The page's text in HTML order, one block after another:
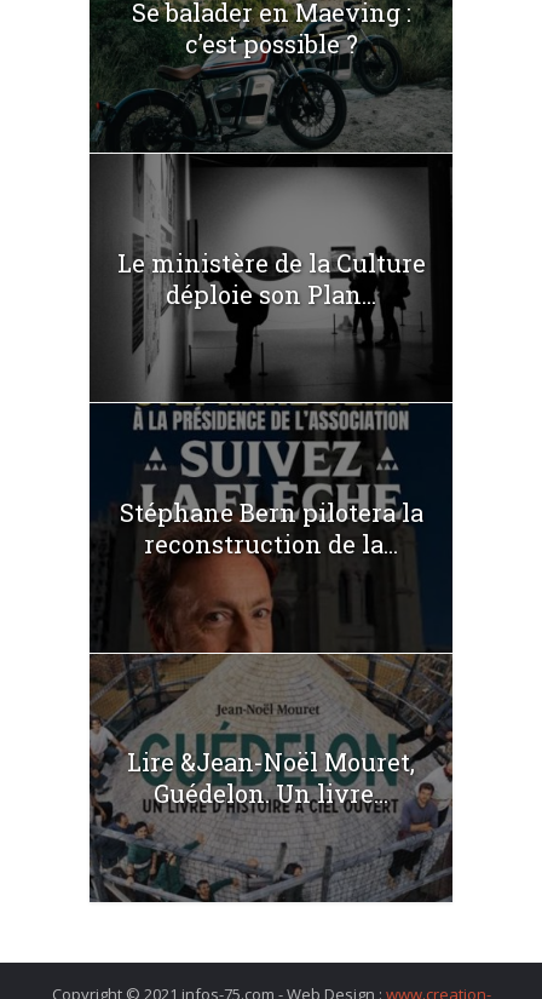
Se balader en Maeving :
c’est possible ?
Le ministère de la Culture
déploie son Plan...
Stéphane Bern pilotera la
reconstruction de la...
Lire &Jean-Noël Mouret,
Guédelon. Un livre...
Copyright © 2021 infos-75.com - Web Design : www.creation-